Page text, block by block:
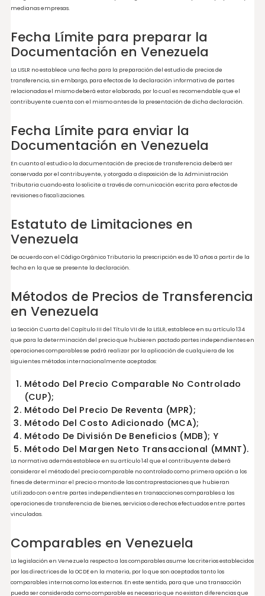
Salvaguarda del Estudio de
de Transferencia en Venezuela
La documentación e información relacionada al cálculo de los precios de
lapso lo establece el artículo 56 del Código Orgánico Tributario que expresa que el
tiempo máximo de prescripción será de 10 años.
Venezuela
La documentación de acuerdo con el artículo 167 de la LISLR, deberá ser elaborada
idioma castellano.
Pequeñas y Medianas Empresas
medianas empresas.
Fecha Límite para preparar la
Documentación en Venezuela
La LISLR no establece una fecha para la preparación del estudio de precios de
relacionadas el mismo deberá estar elaborado, por lo cual es recomendable que
contribuyente cuenta con el mismo antes de la presentación de dicha
Fecha Límite para enviar la
Documentación en Venezuela
En cuanto al estudio o la documentación de precios de transferencia deberá ser
conservada por el contribuyente, y otorgada a disposición de la Administración
Tributaria cuando esta lo solicite a través de comunicación escrita para efectos de
revisiones o fiscalizaciones.
Estatuto de Limitaciones en
Venezuela
Métodos de Precios de
en Venezuela